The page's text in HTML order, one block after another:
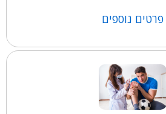
פרטים נוספים